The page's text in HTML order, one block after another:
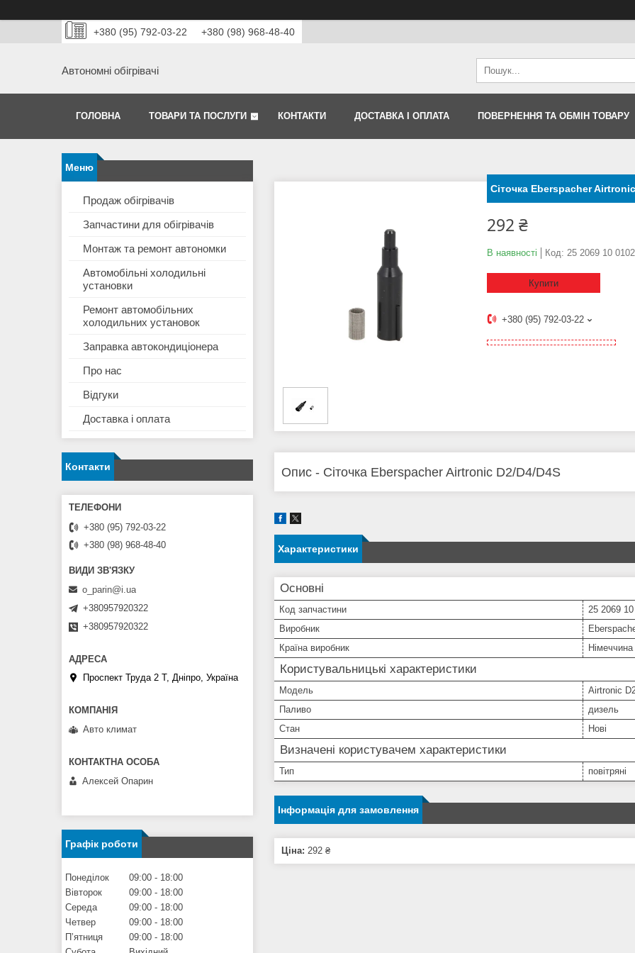
+380 (95) 792-03-22 +380 (98) 968-48-40
Автономні обігрівачі
ГОЛОВНА ТОВАРИ ТА ПОСЛУГИ КОНТАКТИ ДОСТАВКА І ОПЛАТА ПОВЕРНЕННЯ ТА ОБМІН ТОВАРУ
Сіточка Eberspacher
292 ₴
В наявності Код: 25 2069 10 0102
Купити
+380 (95) 792-03-22
Опис - Сіточка Eberspacher Airtronic D2/D4/D4S
Характеристики
Основні
Код запчастини
25 2069
Виробник
Країна виробник
Німеччина
Користувальницькі характеристики
Мoдель
Airtronic
Паливо
дизель
Стан
Нові
Визначені користувачем характеристики
Тип повітряні
Інформація для замовлення
Ціна: 292 ₴
Продаж обігрівачів
Запчастини для обігрівачів
Монтаж та ремонт автономки
Автомобільні холодильні
установки
Ремонт автомобільних
холодильних установок
Заправка автокондиціонера
Про нас
Відгуки
Доставка і оплата
Контакти
+380 (95) 792-03-22
+380 (98) 968-48-40
o_parin@i.ua
+380957920322
+380957920322
Проспект Труда 2 Т, Дніпро, Україна
Авто климат
Алексей Опарин
Графік роботи
Понеділок 09:00
18:00
Вівторок
09:00
18:00
Середа
09:00
18:00
Четвер
09:00
18:00
Пʼятниця
09:00
18:00